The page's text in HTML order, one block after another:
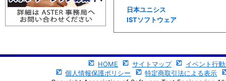
日本ユニシス
ISTソフトウェア
HOME サイトマップ
イベント行
個人情報保護ポリシー
特定商取引法による表示